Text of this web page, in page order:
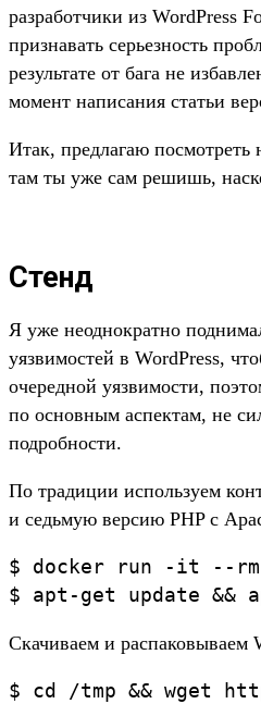
разработчики из WordPress
признавать серьезность
результате от бага не
момент написания статьи
Итак, предлагаю посмотреть
там ты уже сам решишь,
Стенд
Я уже неоднократно
уязвимостей в WordPress,
очередной уязвимости,
по основным аспектам, не
подробности.
По традиции используем
и седьмую версию PHP с
$ docker run -it --rm -
Скачиваем и распаковываем
$ cd /tmp && wget